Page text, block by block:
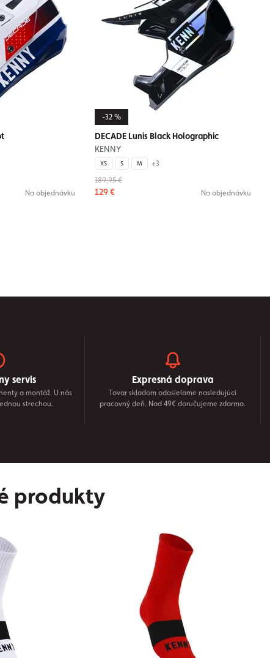
Na objednávku
-32 %
DECADE Lunis Black Holographic
KENNY
XS S M
+3
189,95 €
129 € Na objednávku
servis
a montáž. U nás
strechou.
Expresná doprava
Tovar skladom odosielame nasledujúci
pracovný deň. Nad 49€ doručujeme zdarma.
produkty